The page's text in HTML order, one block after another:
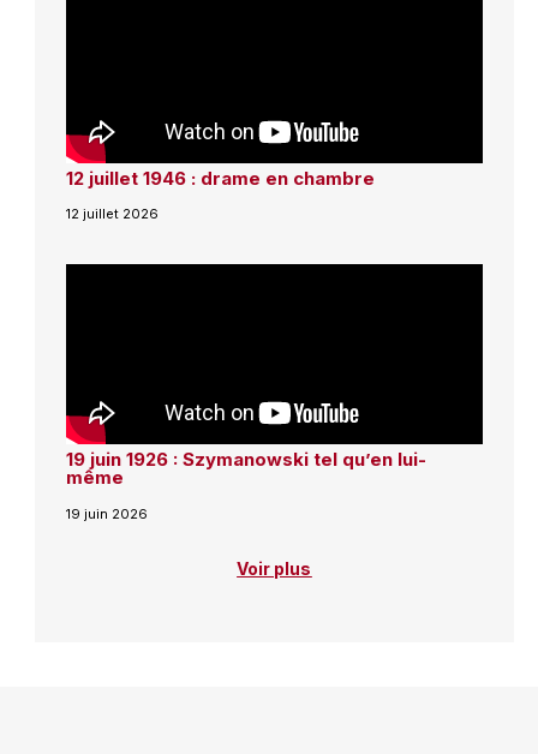
12 juillet 1946 : drame en chambre
12 juillet 2026
19 juin 1926 : Szymanowski tel qu’en lui-
même
19 juin 2026
Voir plus